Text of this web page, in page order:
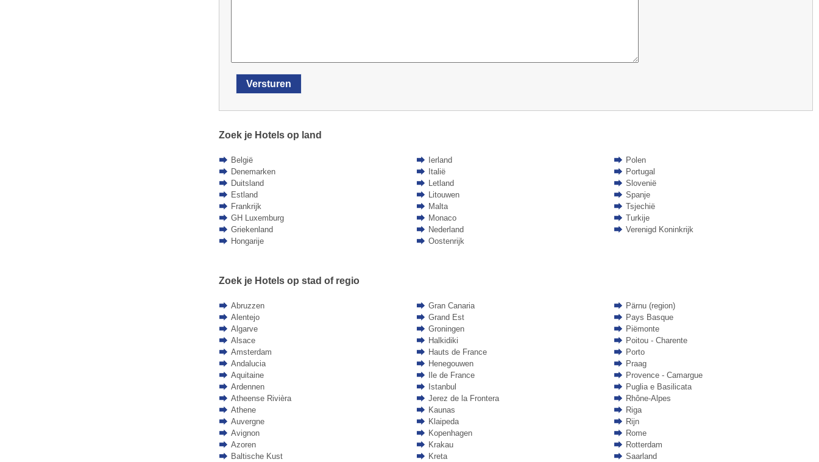
Versturen
Zoek je Hotels op land
België
Denemarken
Duitsland
Estland
Frankrijk
GH Luxemburg
Griekenland
Hongarije
Ierland
Italië
Letland
Litouwen
Malta
Monaco
Nederland
Oostenrijk
Polen
Portugal
Slovenië
Spanje
Tsjechië
Turkije
Verenigd Koninkrijk
Zoek je Hotels op stad of regio
Abruzzen
Alentejo
Algarve
Alsace
Amsterdam
Andalucia
Aquitaine
Ardennen
Atheense Rivièra
Athene
Auvergne
Avignon
Azoren
Baltische Kust
Gran Canaria
Grand Est
Groningen
Halkidiki
Hauts de France
Henegouwen
Ile de France
Istanbul
Jerez de la Frontera
Kaunas
Klaipeda
Kopenhagen
Krakau
Kreta
Pärnu (region)
Pays Basque
Piëmonte
Poitou - Charente
Porto
Praag
Provence - Camargue
Puglia e Basilicata
Rhône-Alpes
Riga
Rijn
Rome
Rotterdam
Saarland